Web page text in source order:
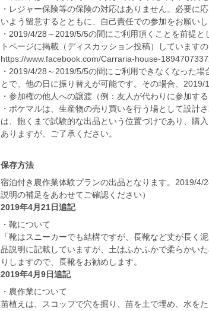
・レジャー保険等の保険の対応はありません。必要に
いよう留意するとともに、自己責任での参加をお願いし
・2019/4/28～2019/5/5の間にご利用頂くことを前提
トページに掲載（ディスカッション投稿）しています
https://www.facebook.com/Carraria-house-
・2019/4/28～2019/5/5の間にご利用できなくなった
とで、他の日に振り替えが可能です。その場合、2019/
・参加権の他人への譲渡（例：友人が代わりに参加する
・ポケマルは、生産物の売り買いを行う場として設計
は、飽くまで試験的な出品という位置づけであり、購
ありますが、ご了承ください。
保存方法
宿泊付き農作業体験プランの出品となります。2019/4/
説明の補足をあわせてご確認ください）
2019年4月21日追記
・靴について
「靴はスニーカーでも結構ですが、長靴など丈が長く
品説明に記載していますが、土はふかふかで柔らかい
りしますので、長靴をお勧めします。
2019年4月9日追記
・農作業について
苗植えは、スコップで穴を掘り、苗を土で埋め、水を